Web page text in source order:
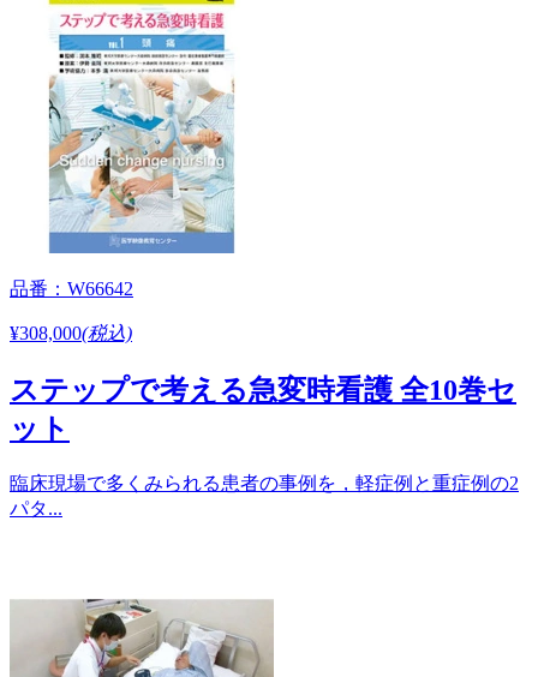
品番：W66642
¥308,000(税込)
ステップで考える急変時看護 全10巻セ
ット
臨床現場で多くみられる患者の事例を，軽症例と重症例の2
パタ...